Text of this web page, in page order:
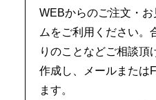
WEBからのご注文・
ムをご利用ください。
りのことなどご相談頂
作成し、メールまたは
ます。